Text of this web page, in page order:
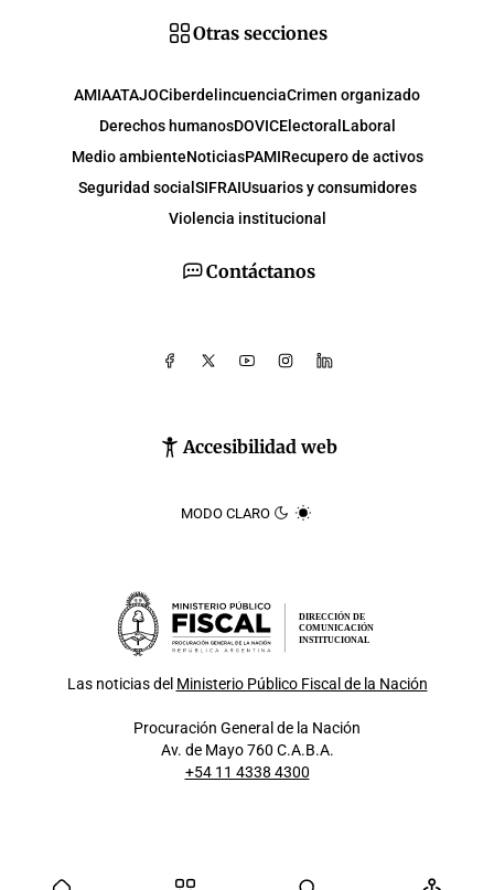
Contáctanos
Accesibilidad web
MODO CLARO
Otras secciones
AMIAATAJOCiberdelincuenciaCrimen organizado
Derechos humanosDOVICElectoral Laboral
Medio ambienteNoticiasPAMIRecupero de activos
Seguridad social SIFRAIUsuarios y consumidores
Violencia institucional
DIRECCIÓN DE
COMUNICACIÓN
INSTITUCIONAL
Las noticias del Ministerio Público Fiscal de la Nación
Procuración General de la Nación
Av. de Mayo 760 C.A.B.A.
+54 11 4338 4300